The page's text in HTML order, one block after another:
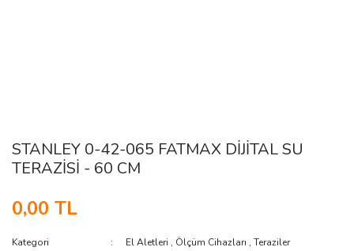
STANLEY 0-42-065 FATMAX DİJİTAL SU
TERAZİSİ - 60 CM
0,00 TL
Kategori El Aletleri, Ölçüm Cihazları ,Teraziler